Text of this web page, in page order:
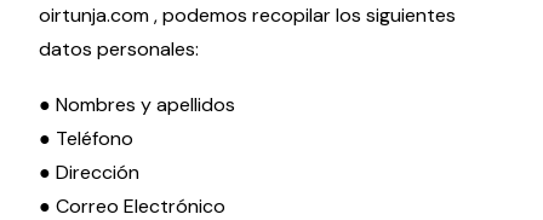
oirtunja.com , podemos recopilar los siguientes
datos personales:
● Nombres y apellidos
● Teléfono
● Dirección
● Correo Electrónico